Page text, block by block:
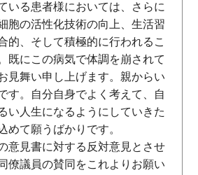
いる患者様においては、さらに
胞の活性化技術の向上、生活習
的、そして積極的に行われるこ
既にこの病気で体調を崩されて
見舞い申し上げます。親からい
す。自分自身でよく考えて、自
い人生になるようにしていきた
めて願うばかりです。
意見書に対する反対意見とさせ
僚議員の賛同をこれよりお願い